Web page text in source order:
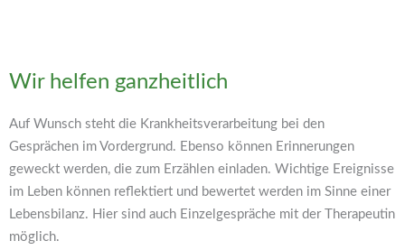
Wir helfen ganzheitlich
Auf Wunsch steht die Krankheitsverarbeitung bei den
Gesprächen im Vordergrund. Ebenso können Erinnerungen
geweckt werden, die zum Erzählen einladen. Wichtige Ereignisse
im Leben können reflektiert und bewertet werden im Sinne einer
Lebensbilanz. Hier sind auch Einzelgespräche mit der Therapeutin
möglich.